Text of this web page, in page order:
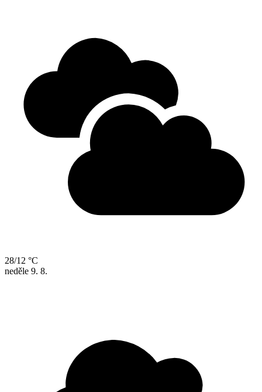
28/12 °C
neděle 9. 8.